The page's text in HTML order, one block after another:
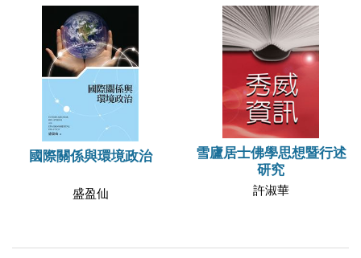
國際關係與環境政治
盛盈仙
雪廬居士佛學思想暨行述
研究
許淑華